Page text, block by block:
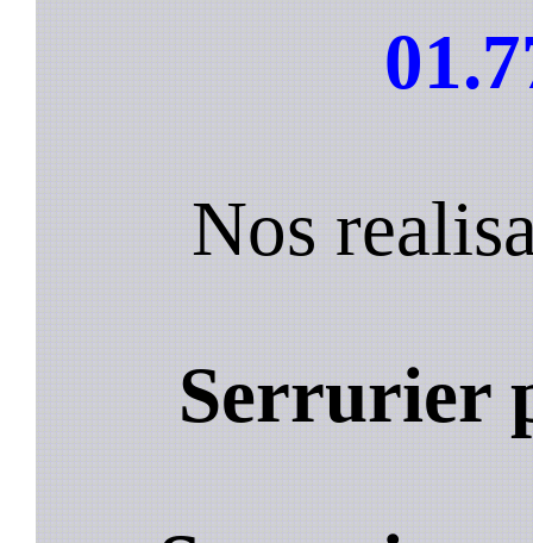
Nos
Serrurier